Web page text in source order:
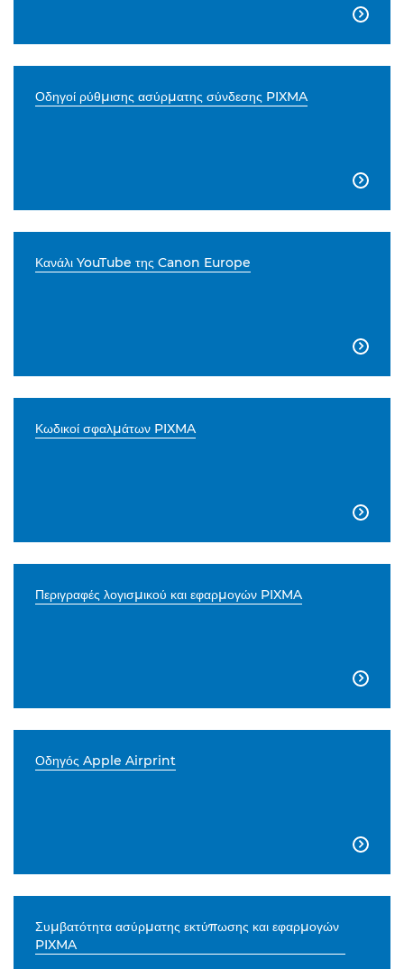

Οδηγοί ρύθμισης ασύρματης σύνδεσης PIXMA

Κανάλι YouTube της Canon Europe

Κωδικοί σφαλμάτων PIXMA

Περιγραφές λογισμικού και εφαρμογών PIXMA

Οδηγός Apple Airprint

Συμβατότητα ασύρματης εκτύπωσης και εφαρμογών
PIXMA